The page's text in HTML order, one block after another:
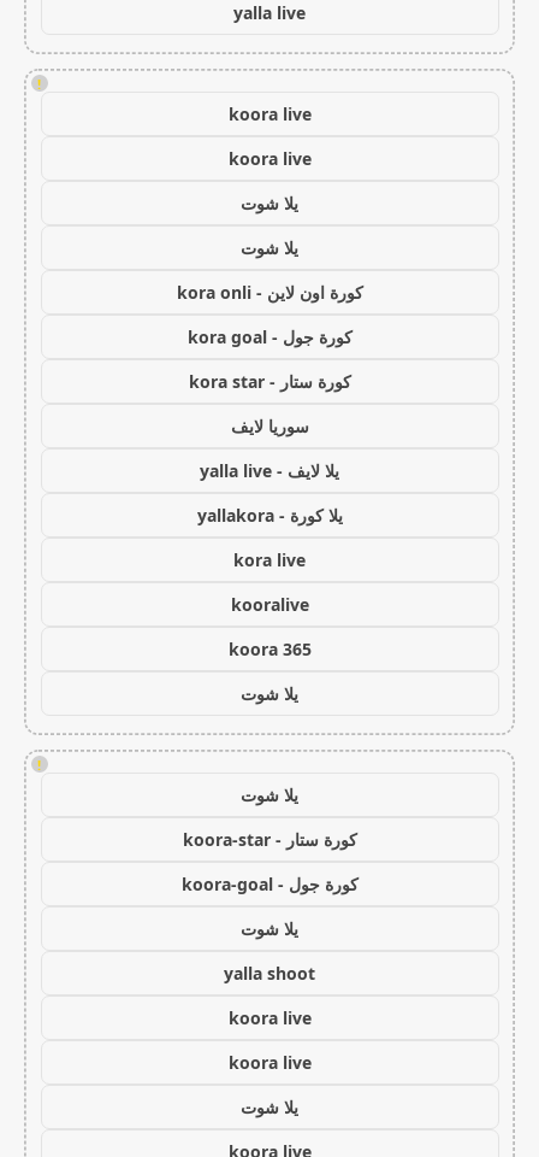
yalla live
!
koora live
koora live
يلا شوت
يلا شوت
كورة اون لاين - kora onli
كورة جول - kora goal
كورة ستار - kora star
سوريا لايف
يلا لايف - yalla live
يلا كورة - yallakora
kora live
kooralive
koora 365
يلا شوت
!
يلا شوت
كورة ستار - koora-star
كورة جول - koora-goal
يلا شوت
yalla shoot
koora live
koora live
يلا شوت
koora live